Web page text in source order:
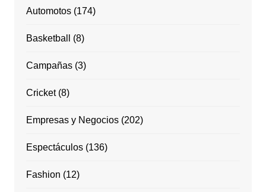
Automotos(174)
Basketball (8)
Campañas(3)
Cricket(8)
Empresas y Negocios(202)
Espectáculos(136)
Fashion (12)